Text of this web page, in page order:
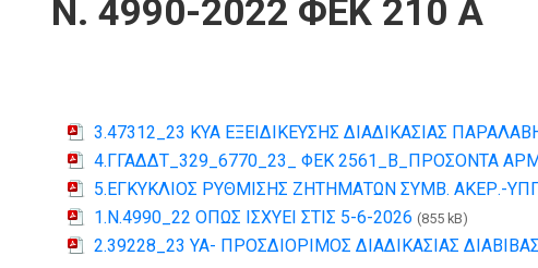
Ν. 4990-2022 ΦΕΚ 210 Α
3.47312_23 ΚΥΑ ΕΞΕΙΔΙΚΕΥΣΗΣ ΔΙΑΔΙΚΑΣΙΑΣ
4.ΓΓΑΔΔΤ_329_6770_23_ ΦΕΚ 2561_Β_ΠΡΟΣΟΝΤΑ
5.ΕΓΚΥΚΛΙΟΣ ΡΥΘΜΙΣΗΣ ΖΗΤΗΜΑΤΩΝ ΣΥΜΒ. ΑΚΕΡ.-
1.Ν.4990_22 ΟΠΩΣ ΙΣΧΥΕΙ ΣΤΙΣ 5-6-2026 (855 kB)
2.39228_23 ΥΑ- ΠΡΟΣΔΙΟΡΙΜΟΣ ΔΙΑΔΙΚΑΣΙΑΣ